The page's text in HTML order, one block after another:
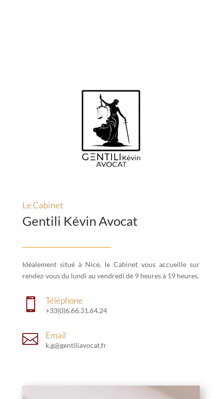
Le Cabinet
Gentili Kévin Avocat
Idéalement situé à Nice, le Cabinet vous accueille sur
rendez-vous du lundi au vendredi de 9 heures à 19 heures.
 Téléphone
+33(0)6.66.31.64.24
 Email
k.g@gentiliavocat.fr